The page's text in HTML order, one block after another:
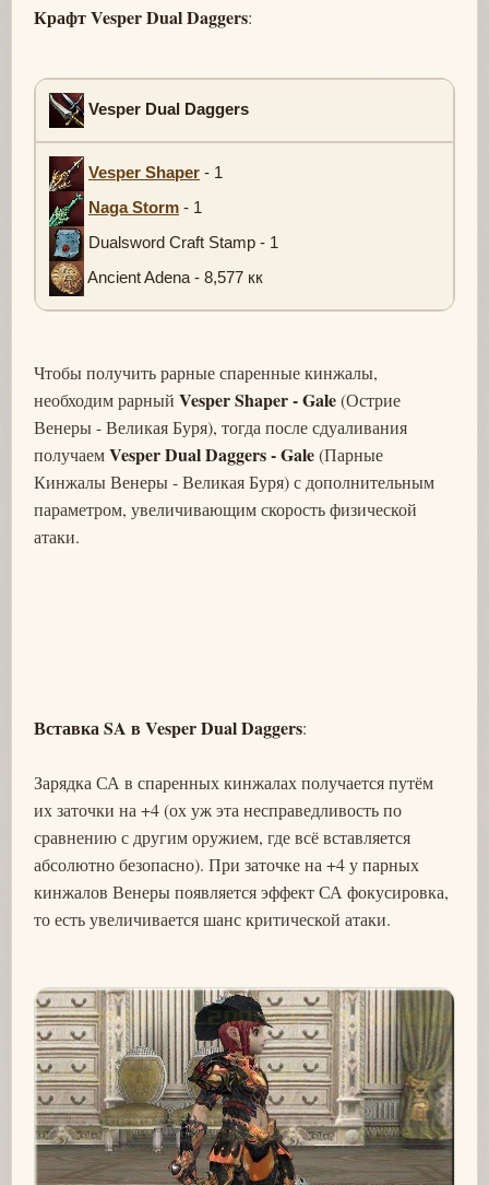
Крафт Vesper Dual Daggers:
Vesper Dual Daggers
Vesper Shaper - 1
Naga Storm - 1
Dualsword Craft Stamp - 1
Ancient Adena - 8,577 кк
Чтобы получить рарные спаренные кинжалы,
необходим рарный Vesper Shaper - Gale(Острие
Венеры - Великая Буря), тогда после сдуаливания
получаемVesper Dual Daggers - Gale(Парные
Кинжалы Венеры - Великая Буря) с дополнительным
параметром, увеличивающим скорость физической
атаки.
Вставка SA в Vesper Dual Daggers:
Зарядка СА в спаренных кинжалах получается путём
их заточки на +4 (ох уж эта несправедливость по
сравнению с другим оружием, где всё вставляется
абсолютно безопасно). При заточке на +4 у парных
кинжалов Венеры появляется эффект СА фокусировка,
то есть увеличивается шанс критической атаки.